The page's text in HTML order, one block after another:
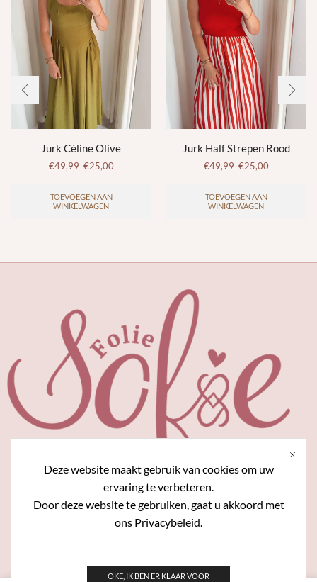
Jurk Céline Olive
€49,99 €25,00
TOEVOEGEN AAN
WINKELWAGEN
Jurk Half Strepen Rood
€49,99 €25,00
TOEVOEGEN AAN
WINKELWAGEN
Algemene voorwaarden Nieuwsbrief
Deze website maakt gebruik van cookies om uw
ervaring te verbeteren.
Door deze website te gebruiken, gaat u akkoord met
ons Privacybeleid.
OKE, IK BEN ER KLAAR VOOR